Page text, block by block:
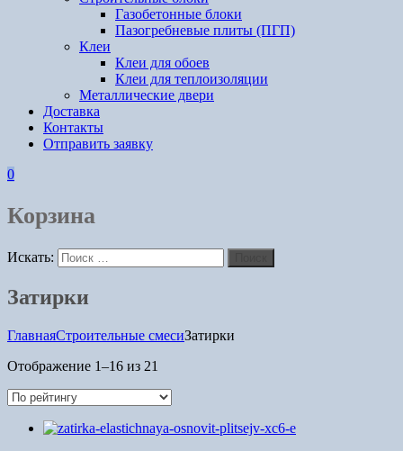
Газобетонные блоки
Пазогребневые плиты (ПГП)
Клеи
Клеи для обоев
Клеи для теплоизоляции
Металлические двери
Доставка
Контакты
Отправить заявку
0
Корзина
Искать:
Затирки
ГлавнаяСтроительные смесиЗатирки
Отображение 1–16 из 21